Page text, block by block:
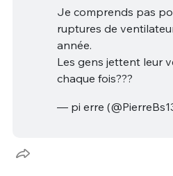
Je comprends pas
ruptures de
année.
Les gens jettent leur
chaque fois???
— pi erre